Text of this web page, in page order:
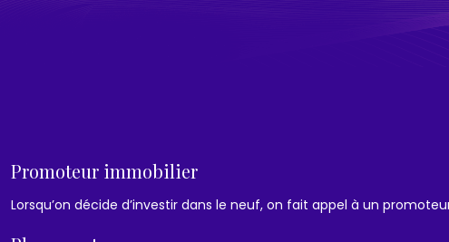
Promoteur immobilier
Lorsqu’on décide d’investir dans le neuf, on fait appel à un